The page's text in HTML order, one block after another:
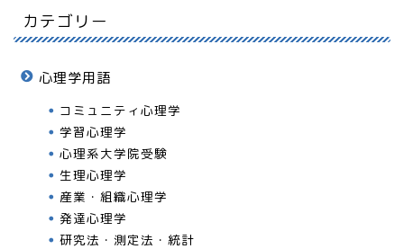
カテゴリー
心理学用語
コミュニティ心理学
学習心理学
心理系大学院受験
生理心理学
産業・組織心理学
発達心理学
研究法・測定法・統計